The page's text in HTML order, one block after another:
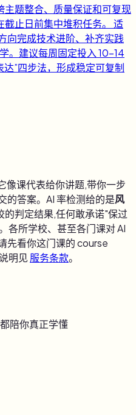
题整合、质量保证和可复现
止日前集中堆积任务。 适
向完成技术进阶、补齐实践
。建议每周固定投入 10-14
”四步法，形成稳定可复制
课代表给你讲题,带你一步
的答案。AI 率检测给的是风
的判定结果,任何敢承诺"保过
各所学校、甚至各门课对 AI
先看你这门课的 course
明见 服务条款。
陪你真正学懂